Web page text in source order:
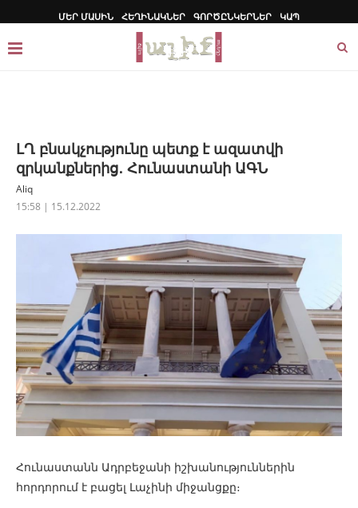
ՄԵՐ ՄԱՍԻՆ ՀԵՂԻՆԱԿՆԵՐ ԳՈՐԾԸՆԿԵՐՆԵՐ ԿԱՊ
ԼՂ բնակչությունը պետք է ազատվի
զրկանքներից․ Հունաստանի ԱԳՆ
Aliq
15:58 | 15.12.2022
Հունաստանն Ադրբեջանի իշխանություններին
հորդորում է բացել Լաչինի միջանցքը։